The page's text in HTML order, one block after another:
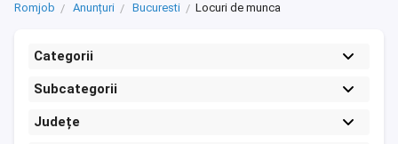
Romjob Anunțuri Bucuresti Locuri de munca
Categorii
Subcategorii
Județe